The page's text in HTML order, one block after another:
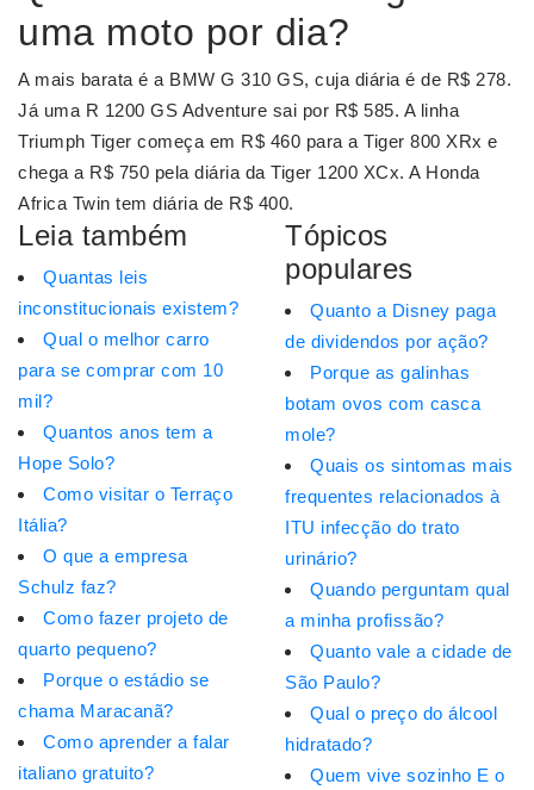
uma moto por dia?
A mais barata é a BMW G 310 GS, cuja diária é de R$ 278.
Já uma R 1200 GS Adventure sai por R$ 585. A linha
Triumph Tiger começa em R$ 460 para a Tiger 800 XRx e
chega a R$ 750 pela diária da Tiger 1200 XCx. A Honda
Africa Twin tem diária de R$ 400.
Leia também
Quantas leis
inconstitucionais existem?
Qual o melhor carro
para se comprar com 10
mil?
Quantos anos tem a
Hope Solo?
Como visitar o Terraço
Itália?
O que a empresa
Schulz faz?
Como fazer projeto de
quarto pequeno?
Porque o estádio se
chama Maracanã?
Como aprender a falar
italiano gratuito?
Tópicos
populares
Quanto a Disney paga
de dividendos por ação?
Porque as galinhas
botam ovos com casca
mole?
Quais os sintomas mais
frequentes relacionados à
ITU infecção do trato
urinário?
Quando perguntam qual
a minha profissão?
Quanto vale a cidade de
São Paulo?
Qual o preço do álcool
hidratado?
Quem vive sozinho E o